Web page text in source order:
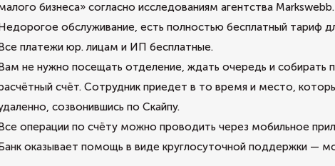
бизнеса» согласно исследованиям агентства Markswebb.
обслуживание, есть полностью бесплатный тариф
платежи юр. лицам и ИП бесплатные.
не нужно посещать отделение, ждать очередь и собирать
счёт. Сотрудник приедет в то время и место,
созвонившись по Скайпу.
операции по счёту можно проводить через мобильное
оказывает помощь в виде круглосуточной поддержки —